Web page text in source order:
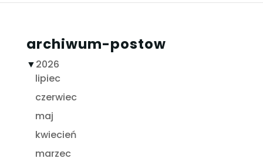
archiwum-postow
▼2026
lipiec
czerwiec
maj
kwiecień
marzec